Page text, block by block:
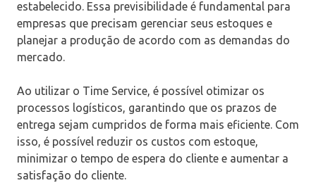
estabelecido. Essa previsibilidade é fundamental para
empresas que precisam gerenciar seus estoques e
planejar a produção de acordo com as demandas do
mercado.
Ao utilizar o Time Service, é possível otimizar os
processos logísticos, garantindo que os prazos de
entrega sejam cumpridos de forma mais eficiente. Com
isso, é possível reduzir os custos com estoque,
minimizar o tempo de espera do cliente e aumentar a
satisfação do cliente.